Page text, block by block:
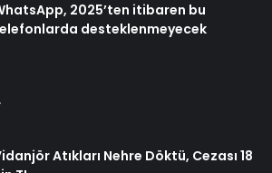
2025’ten itibaren bu
desteklenmeyecek
Atıkları Nehre Döktü, Cezası 18